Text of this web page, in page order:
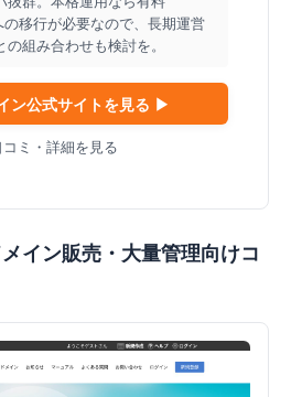
移行が必要なので、長期運営
組み合わせも検討を。
ン公式サイトを見る ▶
ミ・詳細を見る
イン販売・大量管理向けコ